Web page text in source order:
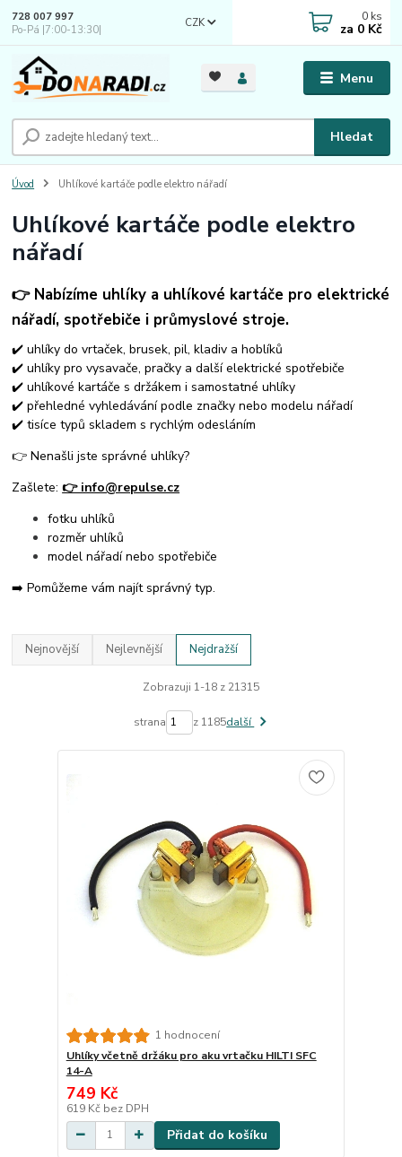
Menu
CZK
Hledat
728 007 997
Po-Pá |7:00-13:30|
0 ks
za 0 Kč
Úvod Uhlíkové kartáče podle elektro nářadí
Uhlíkové kartáče podle elektro
nářadí
👉 Nabízíme uhlíky a uhlíkové kartáče pro elektrické
nářadí, spotřebiče i průmyslové stroje.
✔️ uhlíky do vrtaček, brusek, pil, kladiv a hoblíků
✔️ uhlíky pro vysavače, pračky a další elektrické spotřebiče
✔️ uhlíkové kartáče s držákem i samostatné uhlíky
✔️ přehledné vyhledávání podle značky nebo modelu nářadí
✔️ tisíce typů skladem s rychlým odesláním
👉 Nenašli jste správné uhlíky?
Zašlete:👉 info@repulse.cz
fotku uhlíků
rozměr uhlíků
model nářadí nebo spotřebiče
➡️ Pomůžeme vám najít správný typ.
Nejnovější Nejlevnější Nejdražší
Zobrazuji 1-18 z 21315
strana z 1185další
1 hodnocení
Uhlíky včetně držáku pro aku vrtačku HILTI SFC
14-A
749 Kč
619 Kč bez DPH
Přidat do košíku